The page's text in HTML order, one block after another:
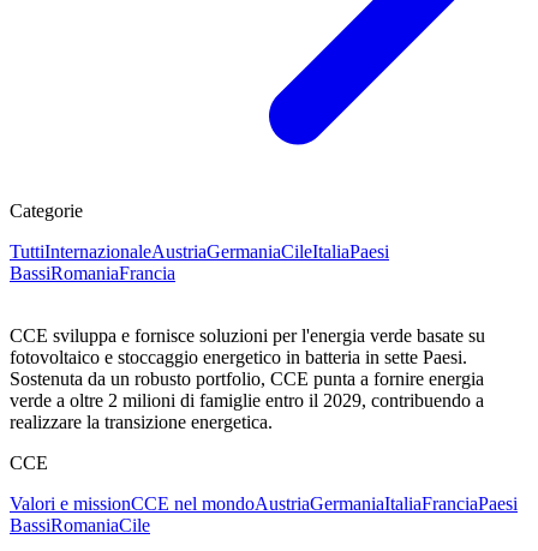
Categorie
TuttiInternazionaleAustriaGermaniaCileItaliaPaesi
BassiRomaniaFrancia
CCE sviluppa e fornisce soluzioni per l'energia verde basate su
fotovoltaico e stoccaggio energetico in batteria in sette Paesi.
Sostenuta da un robusto portfolio, CCE punta a fornire energia
verde a oltre 2 milioni di famiglie entro il 2029, contribuendo a
realizzare la transizione energetica.
CCE
Valori e missionCCE nel mondoAustriaGermaniaItaliaFranciaPaesi
BassiRomaniaCile